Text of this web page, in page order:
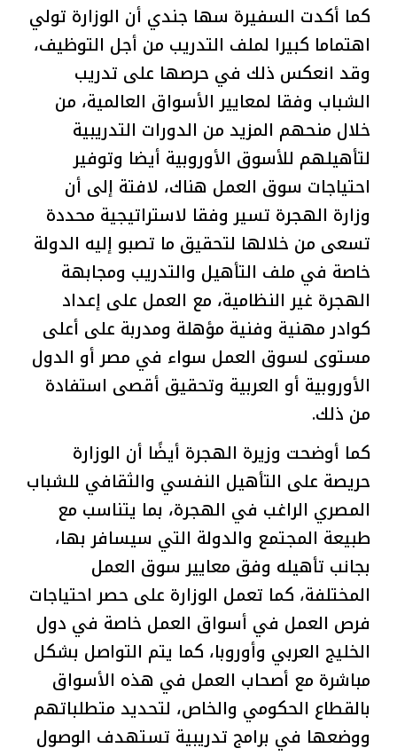
كما أكدت السفيرة سها جندي أن الوزارة تولي
اهتماما كبيرا لملف التدريب من أجل التوظيف،
وقد انعكس ذلك في حرصها على تدريب
الشباب وفقا لمعايير الأسواق العالمية، من
خلال منحهم المزيد من الدورات التدريبية
لتأهيلهم للأسوق الأوروبية أيضا وتوفير
احتياجات سوق العمل هناك، لافتة إلى أن
وزارة الهجرة تسير وفقا لاستراتيجية محددة
تسعى من خلالها لتحقيق ما تصبو إليه الدولة
خاصة في ملف التأهيل والتدريب ومجابهة
الهجرة غير النظامية، مع العمل على إعداد
كوادر مهنية وفنية مؤهلة ومدربة على أعلى
مستوى لسوق العمل سواء في مصر أو الدول
الأوروبية أو العربية وتحقيق أقصى استفادة
من ذلك.
كما أوضحت وزيرة الهجرة أيضًا أن الوزارة
حريصة على التأهيل النفسي والثقافي للشباب
المصري الراغب في الهجرة، بما يتناسب مع
طبيعة المجتمع والدولة التي سيسافر بها،
بجانب تأهيله وفق معايير سوق العمل
المختلفة، كما تعمل الوزارة على حصر احتياجات
فرص العمل في أسواق العمل خاصة في دول
الخليج العربي وأوروبا، كما يتم التواصل بشكل
مباشرة مع أصحاب العمل في هذه الأسواق
بالقطاع الحكومي والخاص، لتحديد متطلباتهم
ووضعها في برامج تدريبية تستهدف الوصول